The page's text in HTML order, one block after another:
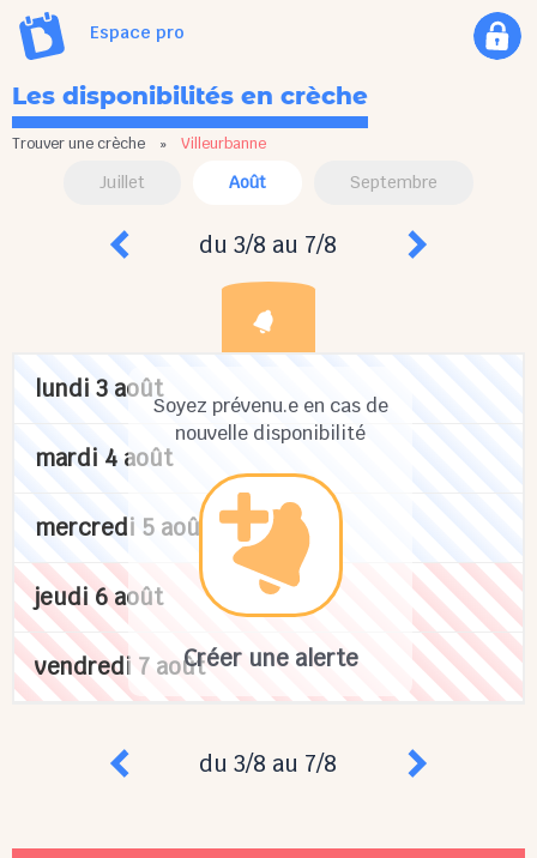
Espace pro
Les disponibilités en crèche
Trouver une crèche » Villeurbanne
Juillet Août Septembre
du 3/8 au 7/8
Soyez prévenu.e en cas de
nouvelle disponibilité
Créer une alerte
lundi 3 août
mardi 4 août
mercredi 5 août
jeudi 6 août
vendredi 7 août
du 3/8 au 7/8